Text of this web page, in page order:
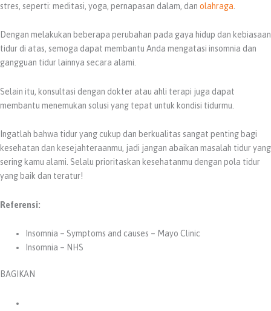
stres, seperti: meditasi, yoga, pernapasan dalam, dan olahraga
Dengan melakukan beberapa perubahan pada gaya hidup dan kebiasaan
tidur di atas, semoga dapat membantu Anda mengatasi insomnia dan
gangguan tidur lainnya secara alami.
Selain itu, konsultasi dengan dokter atau ahli terapi juga dapat
membantu menemukan solusi yang tepat untuk kondisi tidurmu.
Ingatlah bahwa tidur yang cukup dan berkualitas sangat penting bagi
kesehatan dan kesejahteraanmu, jadi jangan abaikan masalah tidur yang
sering kamu alami. Selalu prioritaskan kesehatanmu dengan pola tidur
yang baik dan teratur!
Referensi:
Insomnia – Symptoms and causes – Mayo Clinic
Insomnia – NHS
BAGIKAN